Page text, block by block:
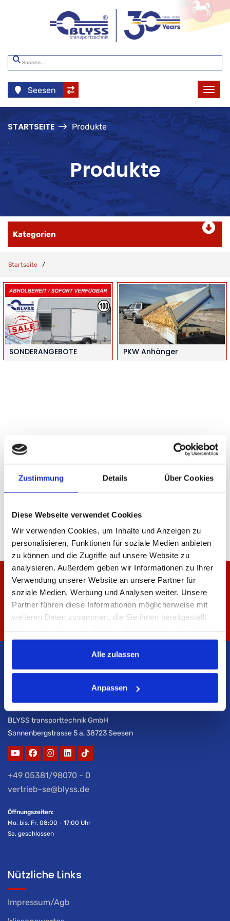
Zustimmung Details Über Cookies
Diese Webseite verwendet Cookies
Wir verwenden Cookies, um Inhalte und Anzeigen zu
personalisieren, Funktionen für soziale Medien anbieten
zu können und die Zugriffe auf unsere Website zu
analysieren. Außerdem geben wir Informationen zu Ihrer
Verwendung unserer Website an unsere Partner für
soziale Medien, Werbung und Analysen weiter. Unsere
Partner führen diese Informationen möglicherweise mit
weiteren Daten zusammen, die Sie ihnen bereitgestellt
gesammelt haben.
Alle zulassen
Anpassen
Seesen
STARTSEITE Produkte
.
Produkte
Kategorien
Startseite
SONDERANGEBOTE PKW Anhänger
Wir suchen Mitarbeiter. Prüfen Sie, ob wir
ein Angebot für Sie haben.
AKTUELLE STELLEN
BLYSS transporttechnik GmbH
Sonnenbergstrasse 5 a, 38723 Seesen
+49 05381/98070 - 0
vertrieb-se@blyss.de
Öffnungszeiten:
Mo. bis. Fr. 08:00 - 17:00 Uhr
Sa. geschlossen
Nützliche Links
Impressum/Agb